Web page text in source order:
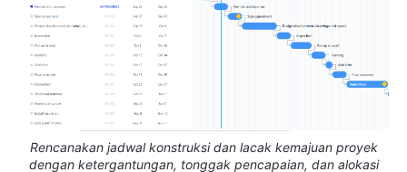
Rencanakan jadwal konstruksi dan lacak kemajuan proyek
dengan ketergantungan, tonggak pencapaian, dan alokasi